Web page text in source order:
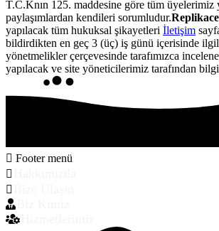
T.C.Knın 125. maddesine göre tüm üyelerimiz
paylaşımlardan kendileri sorumludur.
yapılacak tüm hukuksal şikayetleri İletişim
bildirdikten en geç 3 (üç) iş günü içerisinde
yönetmelikler çerçevesinde tarafımızca
yapılacak ve site yöneticilerimiz tarafından
Footer menü